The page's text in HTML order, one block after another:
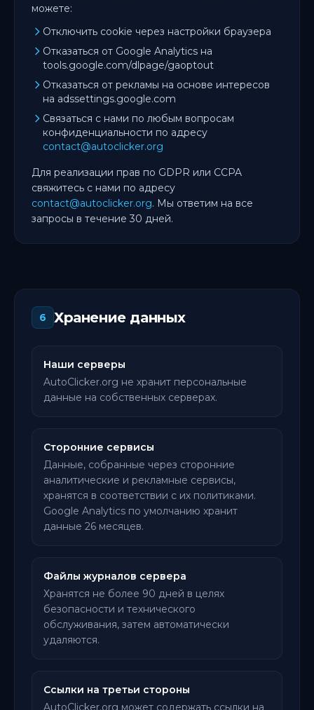
можете:
Отключить cookie через настройки браузера
Отказаться от Google Analytics на
tools.google.com/dlpage/gaoptout
Отказаться от рекламы на основе интересов
на adssettings.google.com
Связаться с нами по любым вопросам
конфиденциальности по адресу
contact@autoclicker.org
Для реализации прав по GDPR или CCPA
свяжитесь с нами по адресу
contact@autoclicker.org. Мы ответим на все
запросы в течение 30 дней.
6 Хранение данных
Наши серверы
AutoClicker.org не хранит персональные
данные на собственных серверах.
Сторонние сервисы
Данные, собранные через сторонние
аналитические и рекламные сервисы,
хранятся в соответствии с их политиками.
Google Analytics по умолчанию хранит
данные 26 месяцев.
Файлы журналов сервера
Хранятся не более 90 дней в целях
безопасности и технического
обслуживания, затем автоматически
удаляются.
Ссылки на третьи стороны
AutoClicker.org может содержать ссылки на